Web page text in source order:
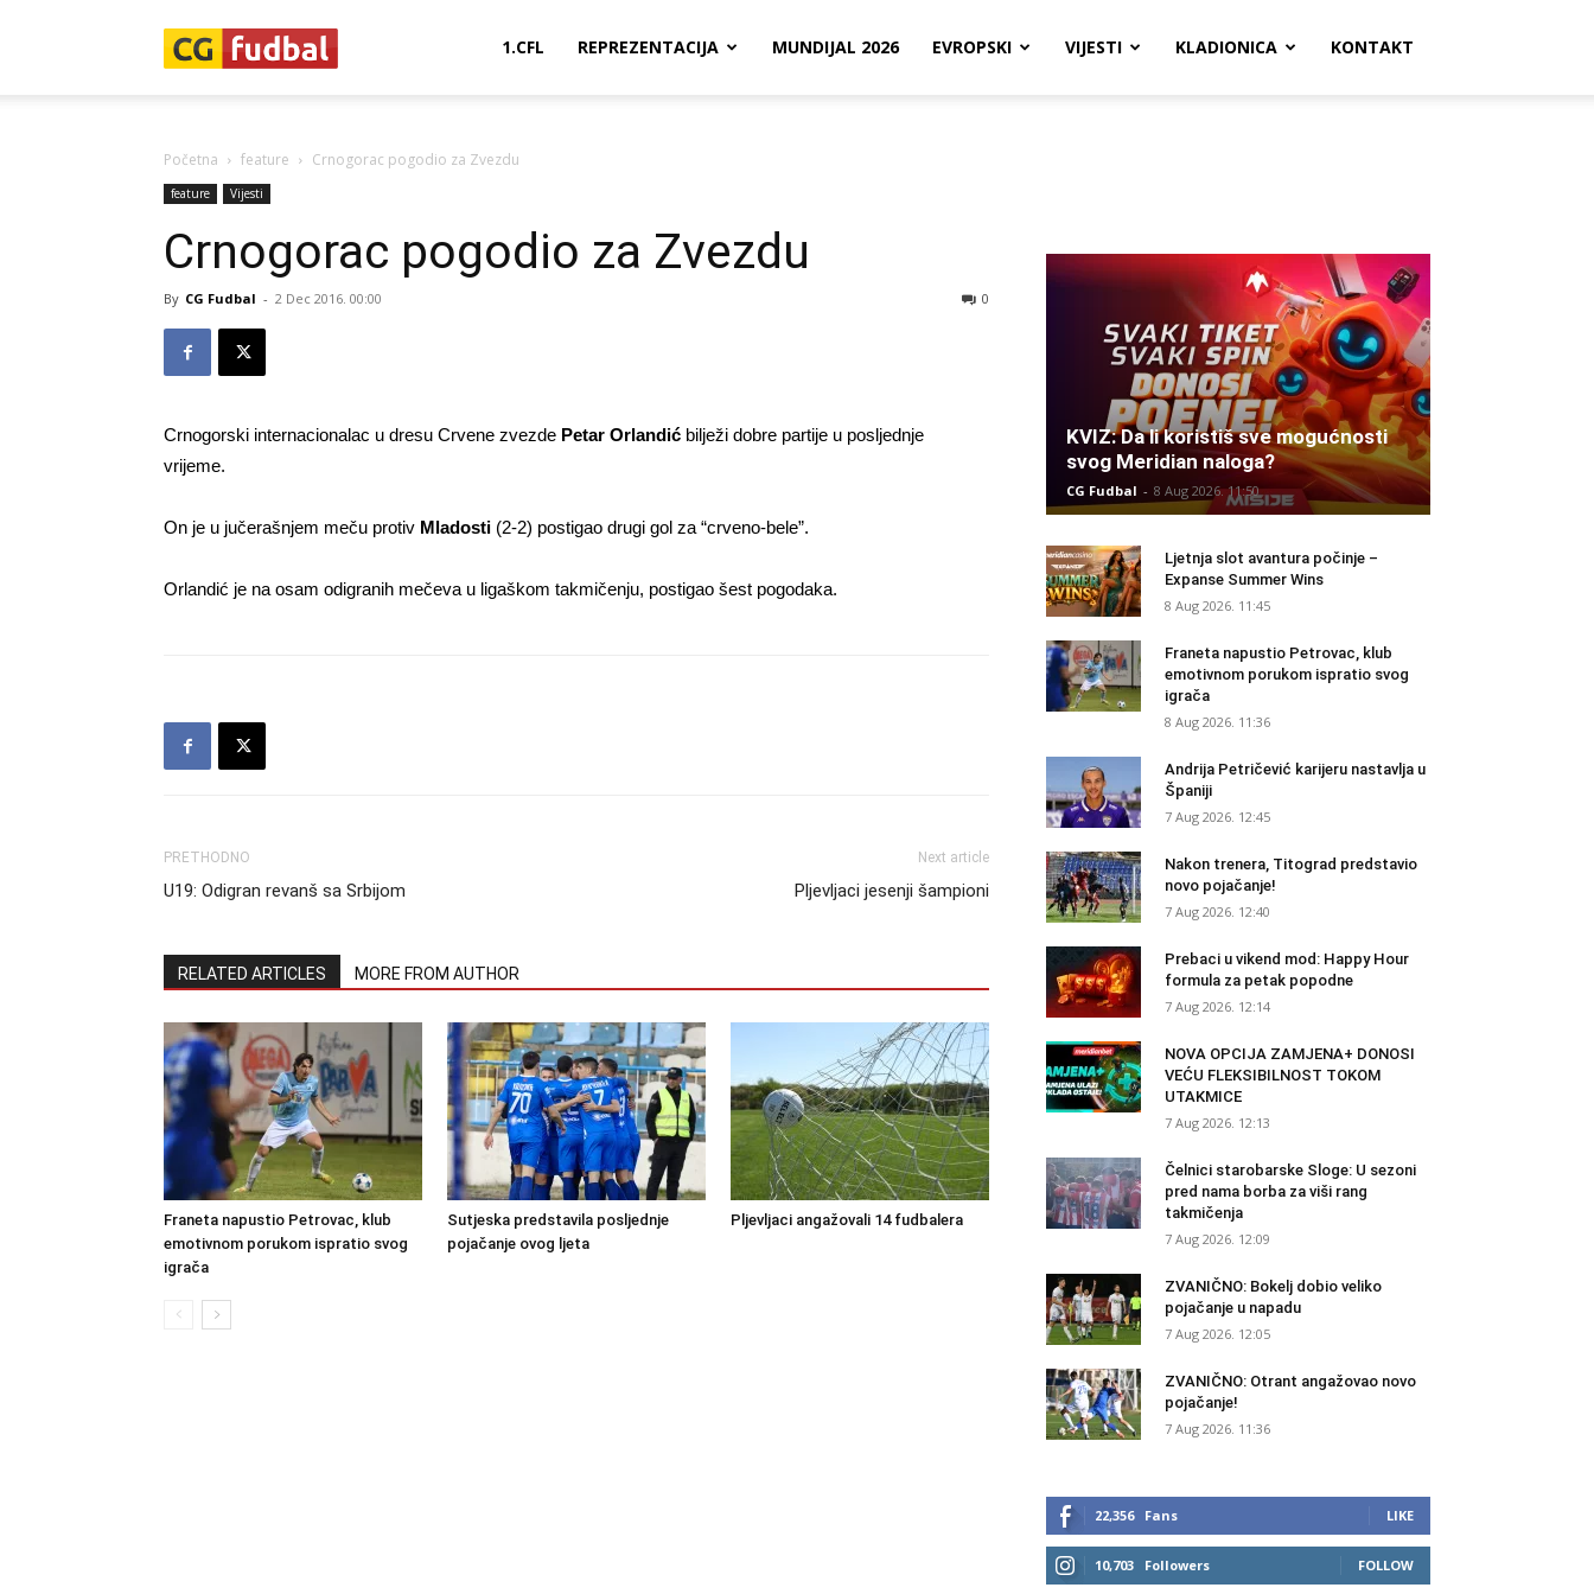
1.CFL REPREZENTACIJA MUNDIJAL 2026 EVROPSKI VIJESTI KLADIONICA KONTAKT
Početna feature Crnogorac pogodio za Zvezdu
feature Vijesti
Crnogorac pogodio za Zvezdu
By CG Fudbal - 2 Dec 2016. 00:00 0
Crnogorski internacionalac u dresu Crvene zvezde Petar Orlandić bilježi dobre partije u posljednje
vrijeme.
On je u jučerašnjem meču protiv Mladosti (2-2) postigao drugi gol za “crveno-bele”.
Orlandić je na osam odigranih mečeva u ligaškom takmičenju, postigao šest pogodaka.
PRETHODNO
U19: Odigran revanš sa Srbijom
Next article
Pljevljaci jesenji šampioni
RELATED ARTICLES MORE FROM AUTHOR
Franeta napustio Petrovac, klub
emotivnom porukom ispratio svog
igrača
Sutjeska predstavila posljednje
pojačanje ovog ljeta
Pljevljaci angažovali 14 fudbalera
KVIZ: Da li koristiš sve mogućnosti
svog Meridian naloga?
CG Fudbal - 8 Aug 2026. 11:50
Ljetnja slot avantura počinje –
Expanse Summer Wins
8 Aug 2026. 11:45
Franeta napustio Petrovac, klub
emotivnom porukom ispratio svog
igrača
8 Aug 2026. 11:36
Andrija Petričević karijeru nastavlja u
Španiji
7 Aug 2026. 12:45
Nakon trenera, Titograd predstavio
novo pojačanje!
7 Aug 2026. 12:40
Prebaci u vikend mod: Happy Hour
formula za petak popodne
7 Aug 2026. 12:14
NOVA OPCIJA ZAMJENA+ DONOSI
VEĆU FLEKSIBILNOST TOKOM
UTAKMICE
7 Aug 2026. 12:13
Čelnici starobarske Sloge: U sezoni
pred nama borba za viši rang
takmičenja
7 Aug 2026. 12:09
ZVANIČNO: Bokelj dobio veliko
pojačanje u napadu
7 Aug 2026. 12:05
ZVANIČNO: Otrant angažovao novo
pojačanje!
7 Aug 2026. 11:36
22,356 Fans LIKE
10,703 Followers FOLLOW